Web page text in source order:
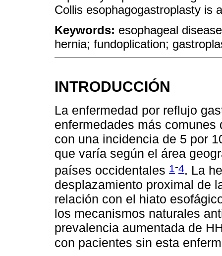
Collis esophagogastroplasty is
Keywords: esophageal
hernia; fundoplication;
INTRODUCCIÓN
La enfermedad por reflujo
enfermedades más
con una incidencia de 5 por
que varía según el área
países occidentales 1-4. La
desplazamiento proximal de
relación con el hiato
los mecanismos naturales
prevalencia aumentada de
con pacientes sin esta